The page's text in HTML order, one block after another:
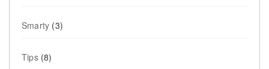
Smarty (3)
Tips(8)